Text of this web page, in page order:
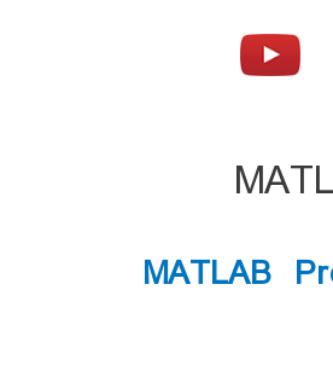
MATLAB